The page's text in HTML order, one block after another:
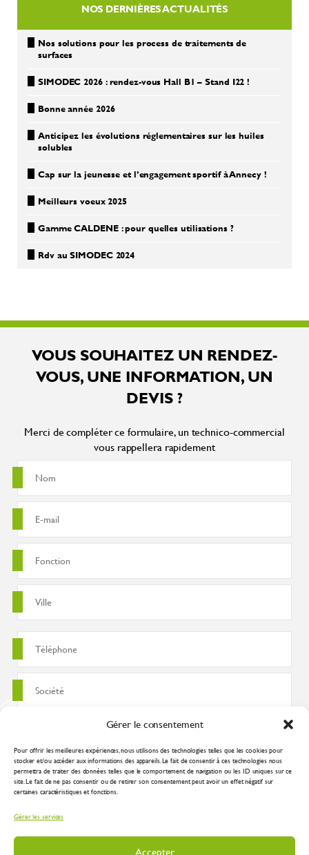
Gérer le consentement
Pour offrir les meilleures expériences, nous utilisons des technologies telles que les cookies pour
stocker et/ou accéder aux informations des appareils. Le fait de consentir à ces technologies nous
permettra de traiter des données telles que le comportement de navigation ou les ID uniques sur ce
site. Le fait de ne pas consentir ou de retirer son consentement peut avoir un effet négatif sur
certaines caractéristiques et fonctions.
Gérer les services
Accepter
NOS DERNIÈRES ACTUALITÉS
Nos solutions pour les process de traitements de
surfaces
SIMODEC 2026 : rendez-vous Hall B1 – Stand I22 !
Bonne année 2026
Anticipez les évolutions réglementaires sur les huiles
solubles
Cap sur la jeunesse et l’engagement sportif à Annecy !
Meilleurs voeux 2025
Gamme CALDENE : pour quelles utilisations ?
Rdv au SIMODEC 2024
VOUS SOUHAITEZ UN RENDEZ-
VOUS, UNE INFORMATION, UN
DEVIS ?
Merci de compléter ce formulaire, un technico-commercial
vous rappellera rapidement
J'accepte que ces données soient utilisées pour traiter ma demande